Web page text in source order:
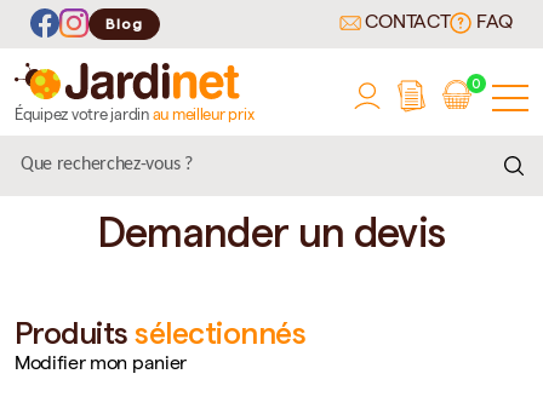
Blog CONTACT FAQ
Équipez votre jardin au meilleur prix
0
Demander un devis
Produitssélectionnés
Modifier mon panier